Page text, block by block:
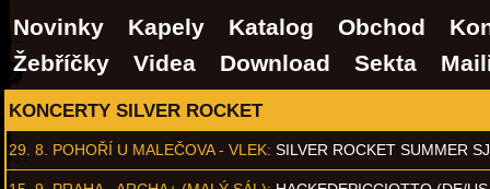
Novinky Kapely Katalog Obchod
Žebříčky
Videa Download Sekta
KONCERTY SILVER ROCKET
29. 8. POHOŘÍ U MALEČOVA - VLEK: SILVER ROCKET SUMMER